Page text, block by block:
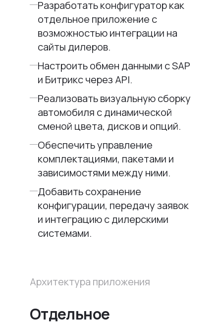
Разработать конфигуратор как
отдельное приложение с
возможностью интеграции на
сайты дилеров.
Настроить обмен данными с SAP
и Битрикс через API.
Реализовать визуальную сборку
автомобиля с динамической
сменой цвета, дисков и опций.
Обеспечить управление
комплектациями, пакетами и
зависимостями между ними.
Добавить сохранение
конфигурации, передачу заявок
и интеграцию с дилерскими
системами.
Архитектура приложения
Отдельное